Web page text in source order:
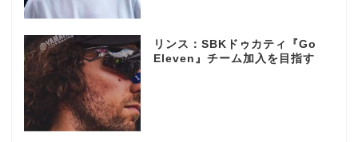
リンス：SBKドゥカティ『Go
Eleven』チーム加入を目指す